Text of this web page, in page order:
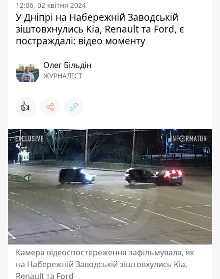
12:06, 02 квітня 2024
У Дніпрі на Набережній Заводській
зіштовхнулись Kia, Renault та Ford, є
постраждалі: відео моменту
Олег Більдін
ЖУРНАЛІСТ
👍
Камера відеоспостереження зафільмувала, як
на Набережній Заводській зіштовхулись Kia,
Renault та Ford